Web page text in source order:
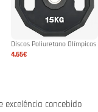
Discos Poliuretano Olímpicos
4,65€
concebido